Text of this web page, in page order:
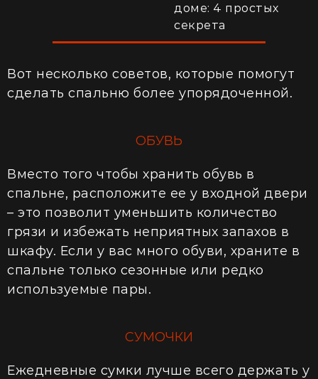
доме: 4 простых
секрета
Вот несколько советов, которые помогут
сделать спальню более упорядоченной.
ОБУВЬ
Вместо того чтобы хранить обувь в
спальне, расположите ее у входной двери
– это позволит уменьшить количество
грязи и избежать неприятных запахов в
шкафу. Если у вас много обуви, храните в
спальне только сезонные или редко
используемые пары.
СУМОЧКИ
Ежедневные сумки лучше всего держать у